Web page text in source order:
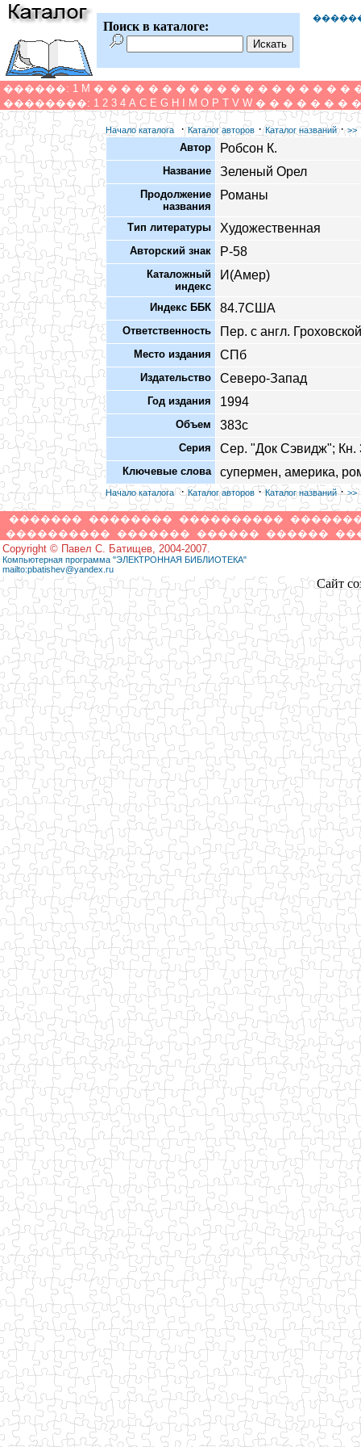
Поиск в каталоге:
������: 1 M � � � � � � � � � � � � � � � � � � �
��������: 1 2 3 4 A C E G H M O P T V W � � � � � � � �
Начало каталога ·Каталог авторов ·Каталог названий·>>
Автор Робсон К.
Название Зеленый Орел
Продолжение
названия
Романы
Тип литературы Художественная
Авторский знак Р-58
Каталожный
индекс
И(Амер)
Индекс ББК 84.7США
Ответственность Пер. с англ.
Место издания СПб
Издательство Северо-Запад
Год издания 1994
Объем 383с
Серия Сер. "Док Сэвидж"; Кн.
Ключевые слова супермен, америка,
Начало каталога·Каталог авторов·Каталог названий·>>
������� �������� ����������
���������� ������� ������ ������
Copyright © Павел С. Батищев, 2004-2007.
Компьютерная программа "ЭЛЕКТРОННАЯ БИБЛИОТЕКА"
mailto:pbatishev@yandex.ru
Сайт